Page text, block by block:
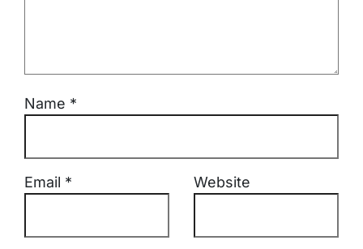
Name *
Email * Website